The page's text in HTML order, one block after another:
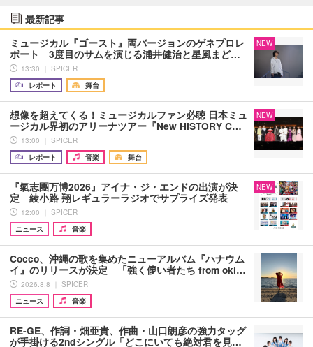
最新記事
ミュージカル『ゴースト』両バージョンのゲネプロレ
ポート 3度目のサムを演じる浦井健治と星風まど…
13:30 ｜ SPICER
レポート
舞台
NEW
想像を超えてくる！ミュージカルファン必聴 日本ミュ
ージカル界初のアリーナツアー『New HISTORY C…
13:00 ｜ SPICER
レポート
音楽 舞台
NEW
『氣志團万博2026』アイナ・ジ・エンドの出演が決
定 綾小路 翔レギュラーラジオでサプライズ発表
12:00 ｜ SPICER
ニュース
音楽
NEW
Cocco、沖縄の歌を集めたニューアルバム『ハナウム
イ』のリリースが決定 「強く儚い者たち from oki…
2026.8.8 ｜ SPICER
ニュース
音楽
RE-GE、作詞・畑亜貴、作曲・山口朗彦の強力タッグ
が手掛ける2ndシングル「どこにいても絶対君を見…